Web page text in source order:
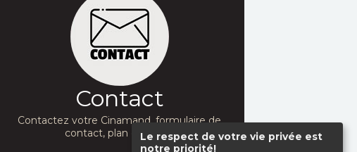
Le respect de votre vie privée est
notre priorité!
Contact
Contactez votre Cinamand, formulaire de
contact, plan d'accès...